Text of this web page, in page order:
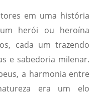
em uma história
herói ou heroína
cada um trazendo
e sabedoria milenar.
a harmonia entre
era um elo